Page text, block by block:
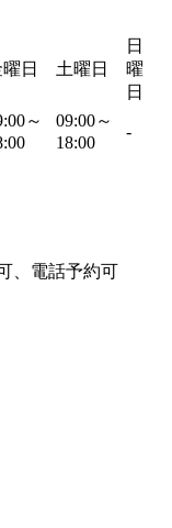
日 土曜日
日
曜
日
～
09:00～
18:00
-
、電話予約可